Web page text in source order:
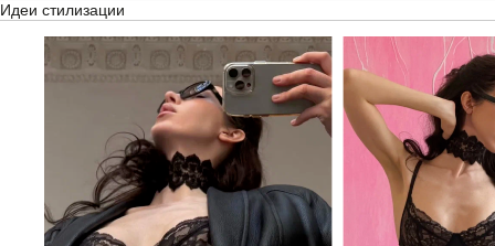
Идеи стилизации
ПОЛУЧИТЬ СКИДКУ -10%
Подпишитесь на новостную рассылку и получите скидку
СКИДКА -10% НА ПЕРВЫЙ ЗАКАЗ